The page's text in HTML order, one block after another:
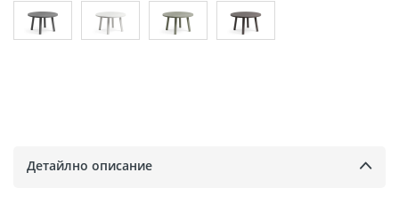
Детайлно описание